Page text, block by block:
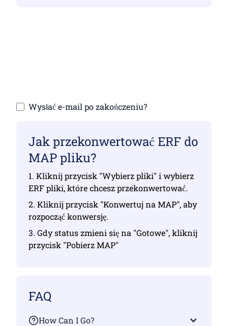
Wysłać e-mail po zakończeniu?
Jak przekonwertować ERF do
MAP pliku?
1. Kliknij przycisk "Wybierz pliki" i wybierz
ERF pliki, które chcesz przekonwertować.
2. Kliknij przycisk "Konwertuj na MAP", aby
rozpocząć konwersję.
3. Gdy status zmieni się na "Gotowe", kliknij
przycisk "Pobierz MAP"
FAQ
How Can I Go?